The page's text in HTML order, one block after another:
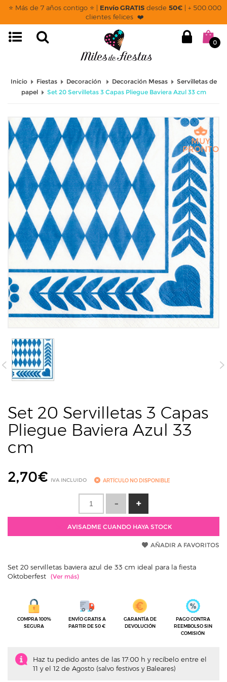
⭐ Más de 7 años contigo ⭐ | Envío GRATISdesde 50€| + 500.000
clientes felices ❤️
0
Inicio Fiestas Decoración Decoración Mesas
Servilletas de
papel
Set 20 Servilletas 3 Capas Pliegue Baviera Azul 33 cm
MUY
PRONTO
Set 20 Servilletas 3 Capas
Pliegue Baviera Azul 33
cm
2,70€ IVA INCLUIDO ARTÍCULO NO DISPONIBLE
AVISADME CUANDO HAYA STOCK
AÑADIR A FAVORITOS
Set 20 servilletas baviera azul de 33 cm ideal para la fiesta
Oktoberfest
COMPRA 100%
SEGURA
ENVÍO GRATIS A
PARTIR DE 50 €
GARANTÍA DE
DEVOLUCIÓN
PAGO CONTRA
REEMBOLSO SIN
COMISIÓN
Haz tu pedido antes de las 17:00 h y recíbelo entre el
11 y el 12 de Agosto (salvo festivos y Baleares)